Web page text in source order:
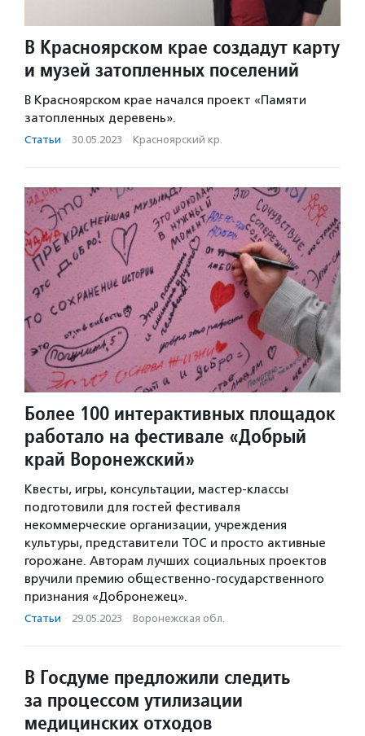
В Красноярском крае создадут карту
и музей затопленных поселений
В Красноярском крае начался проект «Памяти
затопленных деревень».
Статьи · 30.05.2023 · Красноярский кр.
Более 100 интерактивных площадок
работало на фестивале «Добрый
край Воронежский»
Квесты, игры, консультации, мастер-классы
подготовили для гостей фестиваля
некоммерческие организации, учреждения
культуры, представители ТОС и просто активные
горожане. Авторам лучших социальных проектов
вручили премию общественно-государственного
признания «Добронежец».
Статьи · 29.05.2023 · Воронежская обл.
В Госдуме предложили следить
за процессом утилизации
медицинских отходов